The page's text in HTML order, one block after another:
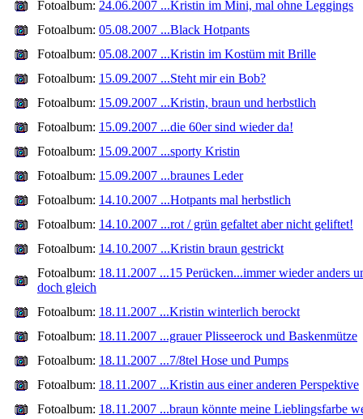
Fotoalbum: 24.06.2007 ...Kristin im Mini, mal ohne Leggings
Fotoalbum: 05.08.2007 ...Black Hotpants
Fotoalbum: 05.08.2007 ...Kristin im Kostüm mit Brille
Fotoalbum: 15.09.2007 ...Steht mir ein Bob?
Fotoalbum: 15.09.2007 ...Kristin, braun und herbstlich
Fotoalbum: 15.09.2007 ...die 60er sind wieder da!
Fotoalbum: 15.09.2007 ...sporty Kristin
Fotoalbum: 15.09.2007 ...braunes Leder
Fotoalbum: 14.10.2007 ...Hotpants mal herbstlich
Fotoalbum: 14.10.2007 ...rot / grün gefaltet aber nicht geliftet!
Fotoalbum: 14.10.2007 ...Kristin braun gestrickt
Fotoalbum: 18.11.2007 ...15 Perücken...immer wieder anders
doch gleich
Fotoalbum: 18.11.2007 ...Kristin winterlich berockt
Fotoalbum: 18.11.2007 ...grauer Plisseerock und Baskenmütze
Fotoalbum: 18.11.2007 ...7/8tel Hose und Pumps
Fotoalbum: 18.11.2007 ...Kristin aus einer anderen Perspektive
Fotoalbum: 18.11.2007 ...braun könnte meine Lieblingsfarbe